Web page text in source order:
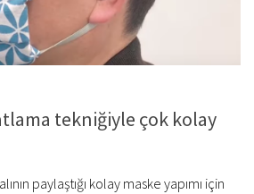
tekniğiyle çok kolay
paylaştığı kolay maske yapımı için